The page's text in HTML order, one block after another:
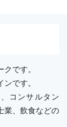
です。
です。
コンサルタン
業、飲食などの